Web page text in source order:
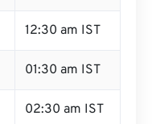
12:30 am IST
01:30 am IST
02:30 am IST